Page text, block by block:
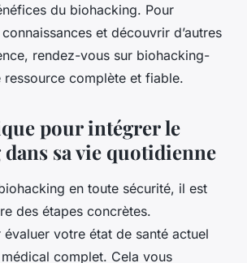
du biohacking. Pour
et découvrir d’autres
rendez-vous sur biohacking-
ressource complète et fiable.
pour intégrer le
sa vie quotidienne
en toute sécurité, il est
des étapes concrètes.
votre état de santé actuel
complet. Cela vous